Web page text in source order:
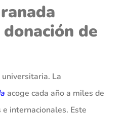
de
universitaria. La
acoge cada año a miles de
internacionales. Este